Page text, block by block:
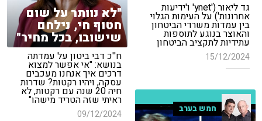
גד ליאור ('ynet' ו'ידיעות
אחרונות') על העימות הגלוי
בין עמדות משרדי הביטחון
והאוצר בנוגע לתוספות
עתידיות לתקציב הביטחון
15/12/2024
"לא נוותר על שום
חטוף חי, נילחם
שישובו, בכל מחיר"
ח''כ דבי ביטון על עמדתה
בנושא: "אי אפשר למצוא
דרכים איך אנחנו מעכבים
עסקה, ויהיו רקטות? שדרות
חיה 20 שנה עם רקטות, לא
ראיתי שזה הטריד מישהו"
09/12/2024 חמש בערב